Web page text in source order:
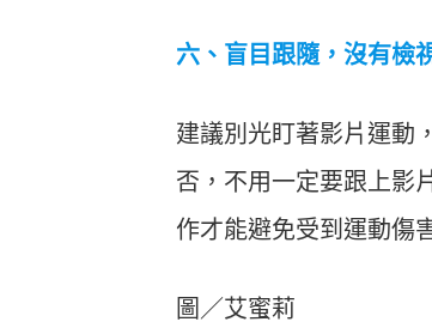
六、盲目跟隨，沒有檢
建議別光盯著影片運動
否，不用一定要跟上影
作才能避免受到運動傷
圖／艾蜜莉